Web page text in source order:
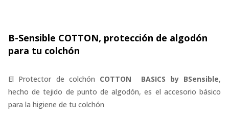
B-Sensible COTTON, protección de algodón
para tu colchón
El Protector de colchón COTTON BASICS by BSensible,
hecho de tejido de punto de algodón, es el accesorio básico
para la higiene de tu colchón